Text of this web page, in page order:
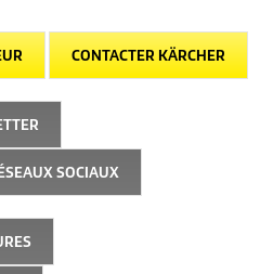
CONTACTER KÄRCHER
SOCIAUX